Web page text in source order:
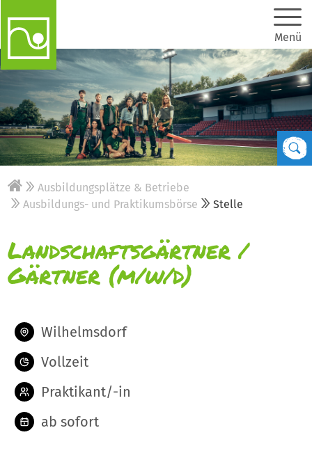
Menü
Ausbildungsplätze & Betriebe
Ausbildungs- und Praktikumsbörse
Stelle
Landschaftsgärtner /
Gärtner (m/w/d)
Wilhelmsdorf
Vollzeit
Praktikant/-in
ab sofort